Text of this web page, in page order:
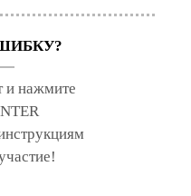
и нажмите